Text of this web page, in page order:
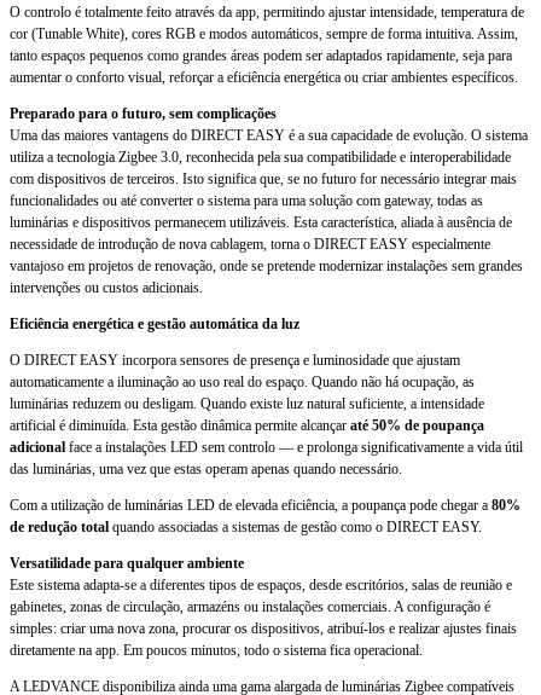
O controlo é totalmente feito através da app, permitindo ajustar intensidade, temperatura de
cor (Tunable White), cores RGB e modos automáticos, sempre de forma intuitiva. Assim,
tanto espaços pequenos como grandes áreas podem ser adaptados rapidamente, seja para
aumentar o conforto visual, reforçar a eficiência energética ou criar ambientes específicos.
Preparado para o futuro, sem complicações
Uma das maiores vantagens do DIRECT EASY é a sua capacidade de evolução. O sistema
utiliza a tecnologia Zigbee 3.0, reconhecida pela sua compatibilidade e interoperabilidade
com dispositivos de terceiros. Isto significa que, se no futuro for necessário integrar mais
funcionalidades ou até converter o sistema para uma solução com gateway, todas as
luminárias e dispositivos permanecem utilizáveis. Esta característica, aliada à ausência de
necessidade de introdução de nova cablagem, torna o DIRECT EASY especialmente
vantajoso em projetos de renovação, onde se pretende modernizar instalações sem grandes
intervenções ou custos adicionais.
Eficiência energética e gestão automática da luz
O DIRECT EASY incorpora sensores de presença e luminosidade que ajustam
automaticamente a iluminação ao uso real do espaço. Quando não há ocupação, as
luminárias reduzem ou desligam. Quando existe luz natural suficiente, a intensidade
artificial é diminuída. Esta gestão dinâmica permite alcançar até 50% de poupança
adicional face a instalações LED sem controlo — e prolonga significativamente a vida útil
das luminárias, uma vez que estas operam apenas quando necessário.
Com a utilização de luminárias LED de elevada eficiência, a poupança pode chegar a 80%
de redução total quando associadas a sistemas de gestão como o DIRECT EASY.
Versatilidade para qualquer ambiente
Este sistema adapta-se a diferentes tipos de espaços, desde escritórios, salas de reunião e
gabinetes, zonas de circulação, armazéns ou instalações comerciais. A configuração é
simples: criar uma nova zona, procurar os dispositivos, atribuí-los e realizar ajustes finais
diretamente na app. Em poucos minutos, todo o sistema fica operacional.
A LEDVANCE disponibiliza ainda uma gama alargada de luminárias Zigbee compatíveis